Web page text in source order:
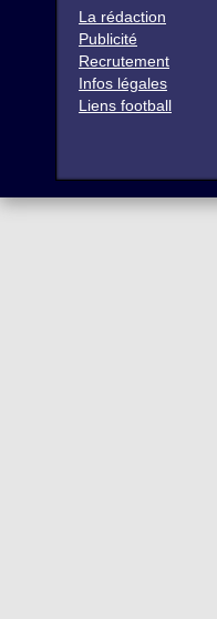
La rédaction
Publicité
Recrutement
Infos légales
Liens football